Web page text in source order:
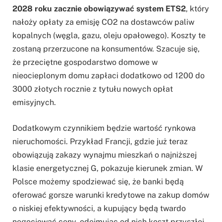
2028 roku zacznie obowiązywać system ETS2, który
nałoży opłaty za emisję CO2 na dostawców paliw
kopalnych (węgla, gazu, oleju opałowego). Koszty te
zostaną przerzucone na konsumentów. Szacuje się,
że przeciętne gospodarstwo domowe w
nieocieplonym domu zapłaci dodatkowo od 1200 do
3000 złotych rocznie z tytułu nowych opłat
emisyjnych.
Dodatkowym czynnikiem będzie wartość rynkowa
nieruchomości. Przykład Francji, gdzie już teraz
obowiązują zakazy wynajmu mieszkań o najniższej
klasie energetycznej G, pokazuje kierunek zmian. W
Polsce możemy spodziewać się, że banki będą
oferować gorsze warunki kredytowe na zakup domów
o niskiej efektywności, a kupujący będą twardo